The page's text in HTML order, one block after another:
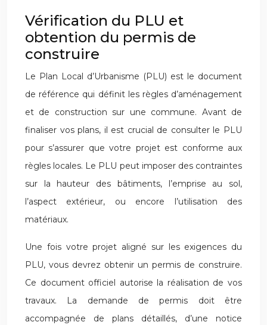
Vérification du PLU et
obtention du permis de
construire
Le Plan Local d’Urbanisme (PLU) est le document
de référence qui définit les règles d’aménagement
et de construction sur une commune. Avant de
finaliser vos plans, il est crucial de consulter le PLU
pour s’assurer que votre projet est conforme aux
règles locales. Le PLU peut imposer des contraintes
sur la hauteur des bâtiments, l’emprise au sol,
l’aspect extérieur, ou encore l’utilisation des
matériaux.
Une fois votre projet aligné sur les exigences du
PLU, vous devrez obtenir un permis de construire.
Ce document officiel autorise la réalisation de vos
travaux. La demande de permis doit être
accompagnée de plans détaillés, d’une notice